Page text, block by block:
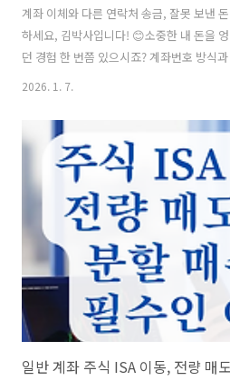
계좌 이체와 다른 연락처 송금, 잘못 보낸
하세요, 김박사입니다! 😊소중한 내 돈을
던 경험 한 번쯤 있으시죠? 계좌번호 방식
이 다르니침착하게 대응하는 것이 무엇보다
바로 확인해 보시죠. 📋 목차계좌 이체 vs
계좌 이체 실수 시 즉시 대응 프로세스 🛠
가능 여부 ⭐예금보험공사 착오송금 반환
막는 3단계 예방 수칙 📊자주 묻는 질문
송금 방식이 어떤 특징을 가졌는지부터 살
2026. 1. 7.